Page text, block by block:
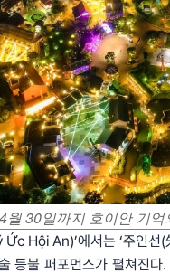
30일까지 호이안 기억
Ức Hội An)’에서는 ‘주
등불 퍼포먼스가 펼쳐진